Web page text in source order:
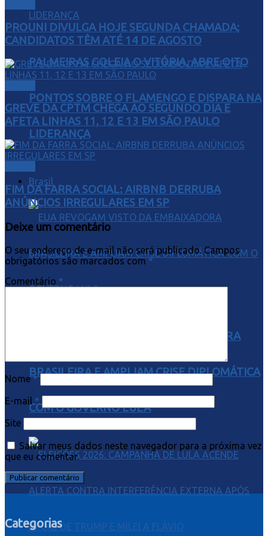
PALMEIRAS GOLEIA O VITÓRIA, ABRE OITO
PONTOS SOBRE O FLAMENGO E DISPARA NA
LIDERANÇA
Brasil
EUA REVOGAM VISTO DA EMBAIXADORA
BRASILEIRA E AMPLIAM CRISE DIPLOMÁTICA
COM O GOVERNO LULA
PROUNI DIVULGA HOJE SEGUNDA CHAMADA;
CANDIDATOS TÊM ATÉ 14 DE AGOSTO
GREVE DA CPTM CHEGA AO SEGUNDO DIA E
AFETA LINHAS 11, 12 E 13 EM SÃO PAULO
FIM DA FARRA SOCIAL: AIRBNB DERRUBA
ANÚNCIOS IRREGULARES EM SP
Deixe um comentário
O seu endereço de e-mail não será publicado. Campos
obrigatórios são marcados com*
Comentário *
Nome*
E-mail*
Site
Salvar meus dados neste navegador para a próxima vez
que eu comentar.
Categorias